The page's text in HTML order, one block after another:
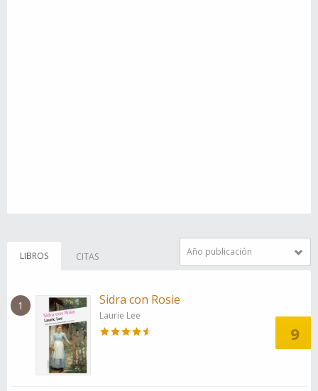
LIBROS CITAS Año publicación
1 Sidra con Rosie
Laurie Lee
9